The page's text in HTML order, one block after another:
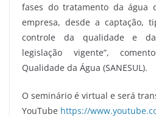
fases do tratamento da água
empresa, desde a captação,
controle da qualidade e
legislação vigente”,
Qualidade da Água (SANESUL).
O seminário é virtual e será
YouTube https://